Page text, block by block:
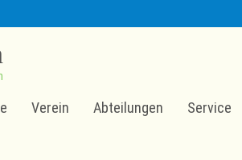
Verein Abteilungen Service